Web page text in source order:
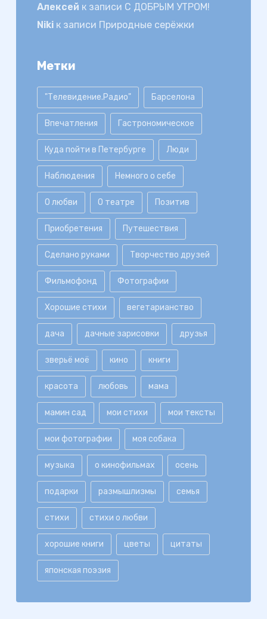
Алексей к записи С ДОБРЫМ УТРОМ!
Nikiк записи Природные серёжки
Метки
"Телевидение.Радио" Барселона
Впечатления Гастрономическое
Куда пойти в Петербурге Люди
Наблюдения Немного о себе
О любви О театре Позитив
Приобретения Путешествия
Сделано руками Творчество друзей
Фильмофонд Фотографии
Хорошие стихи вегетарианство
дача дачные зарисовки друзья
зверьё моё кино книги
красота любовь мама
мамин сад мои стихи мои тексты
мои фотографии моя собака
музыка о кинофильмах осень
подарки размышлизмы семья
стихи стихи о любви
хорошие книги цветы цитаты
японская поэзия